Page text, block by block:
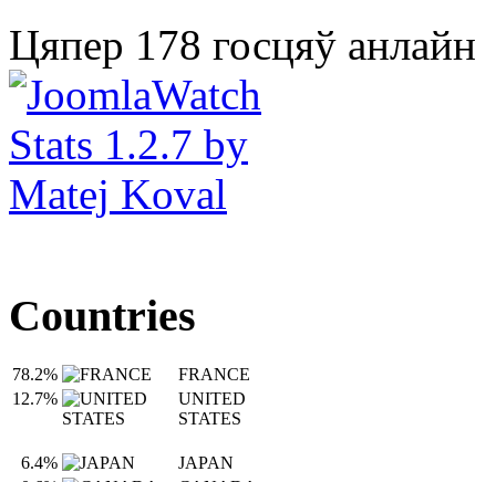
Цяпер 178 госцяў анлайн
Countries
78.2%
FRANCE
12.7%
UNITED
STATES
6.4%
JAPAN